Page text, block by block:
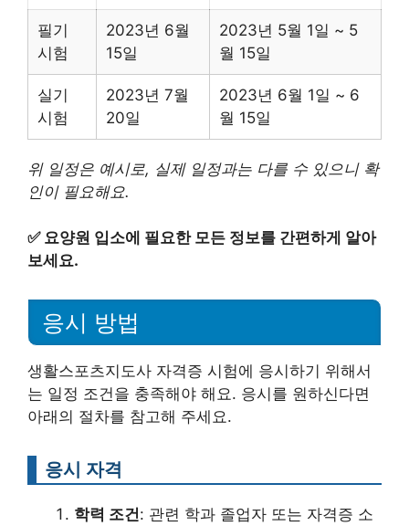
필기
시험
2023년 6월
15일
2023년 5월 1일 ~ 5
월 15일
실기
시험
2023년 7월
20일
2023년 6월 1일 ~ 6
월 15일
위 일정은 예시로, 실제 일정과는 다를 수 있으니 확
인이 필요해요.
✅ 요양원 입소에 필요한 모든 정보를 간편하게 알아
보세요.
응시 방법
생활스포츠지도사 자격증 시험에 응시하기 위해서
는 일정 조건을 충족해야 해요. 응시를 원하신다면
아래의 절차를 참고해 주세요.
응시 자격
학력 조건: 관련 학과 졸업자 또는 자격증 소